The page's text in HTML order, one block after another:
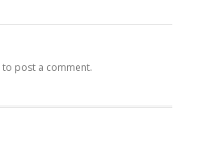
to post a comment.